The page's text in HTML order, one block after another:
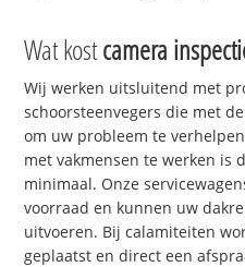
Wat kostcamera
Wij werken uitsluitend met
schoorsteenvegers die met
om uw probleem te
met vakmensen te werken is
minimaal. Onze
voorraad en kunnen uw
uitvoeren. Bij calamiteiten
geplaatst en direct een